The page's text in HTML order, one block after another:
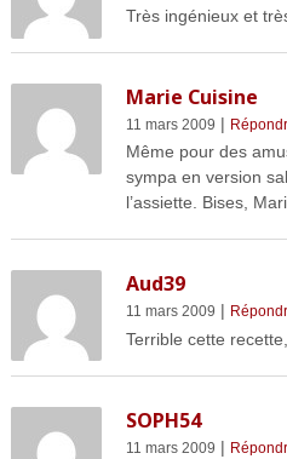
Très ingénieux et
Marie Cuisine
11 mars 2009 |
Même pour des
sympa en version
l’assiette. Bises,
Aud39
11 mars 2009 |
Terrible cette
SOPH54
11 mars 2009 |